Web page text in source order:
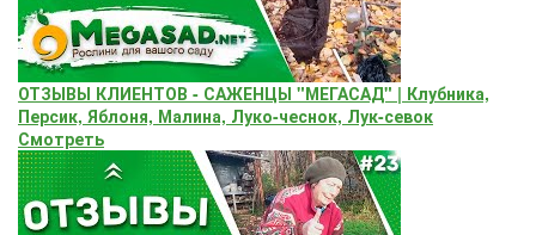
ОТЗЫВЫ КЛИЕНТОВ - САЖЕНЦЫ "МЕГАСАД" | Клубника,
Персик, Яблоня, Малина, Луко-чеснок, Лук-севок
Смотреть